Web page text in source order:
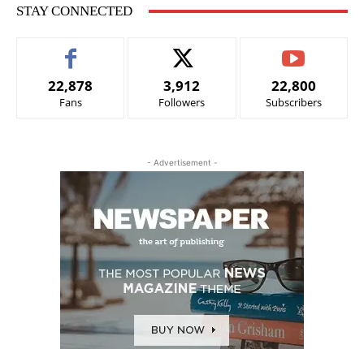
STAY CONNECTED
22,878
Fans
3,912
Followers
22,800
Subscribers
- Advertisement -